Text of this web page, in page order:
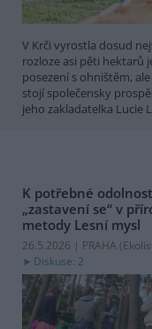
V Krči vyrostla dosud
rozloze asi pěti hektarů
posezení s ohništěm,
stojí společensky
jeho zakladatelka Lucie
K potřebné
„zastavení se“ v
metody Lesní mysl
26.5.2026 | PRAHA (
Diskuse: 2